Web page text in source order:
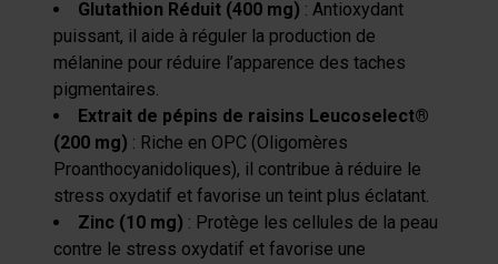
Glutathion Réduit (400 mg) : Antioxydant
puissant, il aide à réguler la production de
mélanine pour réduire l’apparence des taches
pigmentaires.
Extrait de pépins de raisins Leucoselect®
(200 mg) : Riche en OPC (Oligomères
Proanthocyanidoliques), il contribue à réduire le
stress oxydatif et favorise un teint plus éclatant.
Zinc (10 mg) : Protège les cellules de la peau
contre le stress oxydatif et favorise une